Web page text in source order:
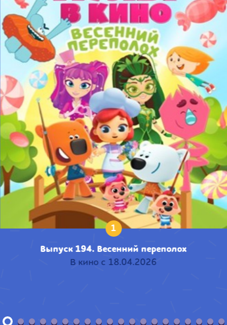
1
Выпуск 194. Весенний переполох
В кино с 18.04.2026